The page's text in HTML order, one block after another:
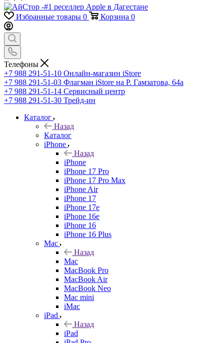
Избранные товары 0 Корзина 0
Телефоны
+7 988 291-51-10 Онлайн-магазин iStore
+7 988 291-51-03 Флагман iStore на Р. Гамзатова, 64а
+7 988 291-51-14 Сервисный центр
+7 988 291-51-30 Трейд-ин
Каталог
Назад
Каталог
iPhone
Назад
iPhone
iPhone 17 Pro
iPhone 17 Pro Max
iPhone Air
iPhone 17
iPhone 17e
iPhone 16e
iPhone 16
iPhone 16 Plus
Mac
Назад
Mac
MacBook Pro
MacBook Air
MacBook Neo
Mac mini
iMac
iPad
Назад
iPad